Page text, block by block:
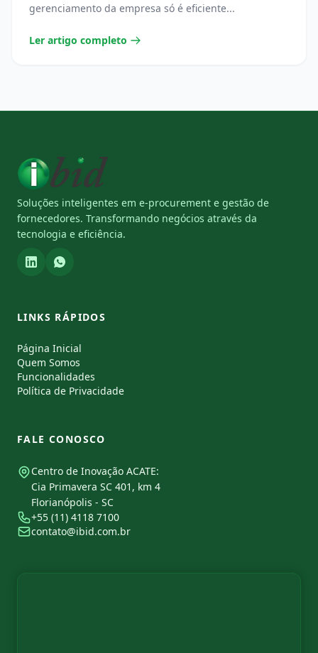
gerenciamento da empresa só é eficiente...
Ler artigo completo
Soluções inteligentes em e-procurement e gestão de
fornecedores. Transformando negócios através da
tecnologia e eficiência.
LINKS RÁPIDOS
Página Inicial
Quem Somos
Funcionalidades
Política de Privacidade
FALE CONOSCO
Centro de Inovação ACATE:
Cia Primavera SC 401, km 4
Florianópolis - SC
+55 (11) 4118 7100
contato@ibid.com.br